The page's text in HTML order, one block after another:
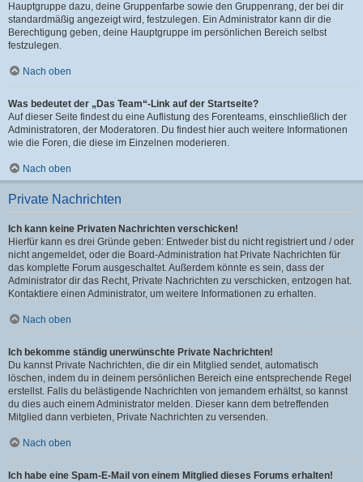
Hauptgruppe dazu, deine Gruppenfarbe sowie den Gruppenrang, der bei dir
standardmäßig angezeigt wird, festzulegen. Ein Administrator kann dir die
Berechtigung geben, deine Hauptgruppe im persönlichen Bereich selbst
festzulegen.
Nach oben
Was bedeutet der „Das Team“-Link auf der Startseite?
Auf dieser Seite findest du eine Auflistung des Forenteams, einschließlich der
Administratoren, der Moderatoren. Du findest hier auch weitere Informationen
wie die Foren, die diese im Einzelnen moderieren.
Nach oben
Private Nachrichten
Ich kann keine Privaten Nachrichten verschicken!
Hierfür kann es drei Gründe geben: Entweder bist du nicht registriert und / oder
nicht angemeldet, oder die Board-Administration hat Private Nachrichten für
das komplette Forum ausgeschaltet. Außerdem könnte es sein, dass der
Administrator dir das Recht, Private Nachrichten zu verschicken, entzogen hat.
Kontaktiere einen Administrator, um weitere Informationen zu erhalten.
Nach oben
Ich bekomme ständig unerwünschte Private Nachrichten!
Du kannst Private Nachrichten, die dir ein Mitglied sendet, automatisch
löschen, indem du in deinem persönlichen Bereich eine entsprechende Regel
erstellst. Falls du belästigende Nachrichten von jemandem erhältst, so kannst
du dies auch einem Administrator melden. Dieser kann dem betreffenden
Mitglied dann verbieten, Private Nachrichten zu versenden.
Nach oben
Ich habe eine Spam-E-Mail von einem Mitglied dieses Forums erhalten!